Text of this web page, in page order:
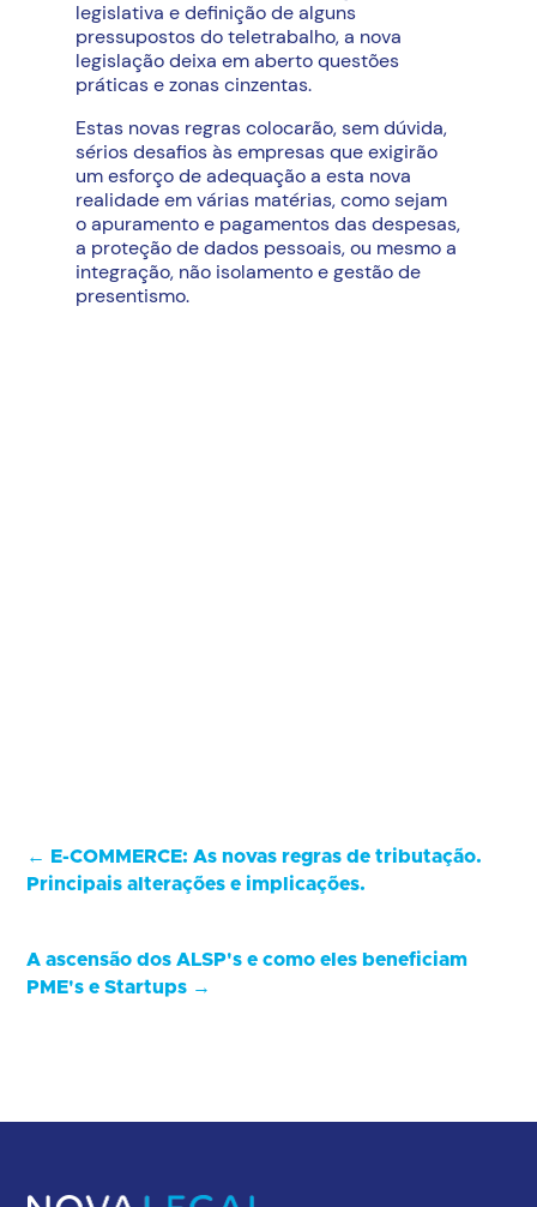
legislativa e definição de alguns
pressupostos do teletrabalho, a nova
legislação deixa em aberto questões
práticas e zonas cinzentas.
Estas novas regras colocarão, sem dúvida,
sérios desafios às empresas que exigirão
um esforço de adequação a esta nova
realidade em várias matérias, como sejam
o apuramento e pagamentos das despesas,
a proteção de dados pessoais, ou mesmo a
integração, não isolamento e gestão de
presentismo.
←
E-COMMERCE: As novas regras de tributação.
Principais alterações e implicações.
A ascensão dos ALSP's e como eles beneficiam
PME's e Startups →